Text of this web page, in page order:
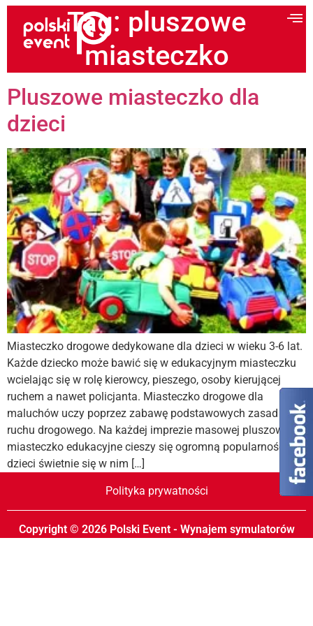
Tag: pluszowe
miasteczko
Pluszowe miasteczko dla
dzieci
Miasteczko drogowe dedykowane dla dzieci w wieku 3-6 lat.
Każde dziecko może bawić się w edukacyjnym miasteczku
wcielając się w rolę kierowcy, pieszego, osoby kierującej
ruchem a nawet policjanta. Miasteczko drogowe dla
maluchów uczy poprzez zabawę podstawowych zasad
ruchu drogowego. Na każdej imprezie masowej pluszowe
miasteczko edukacyjne cieszy się ogromną popularnością, a
dzieci świetnie się w nim […]
Polityka prywatności
Copyright © 2026 Polski Event - Wynajem symulatorów